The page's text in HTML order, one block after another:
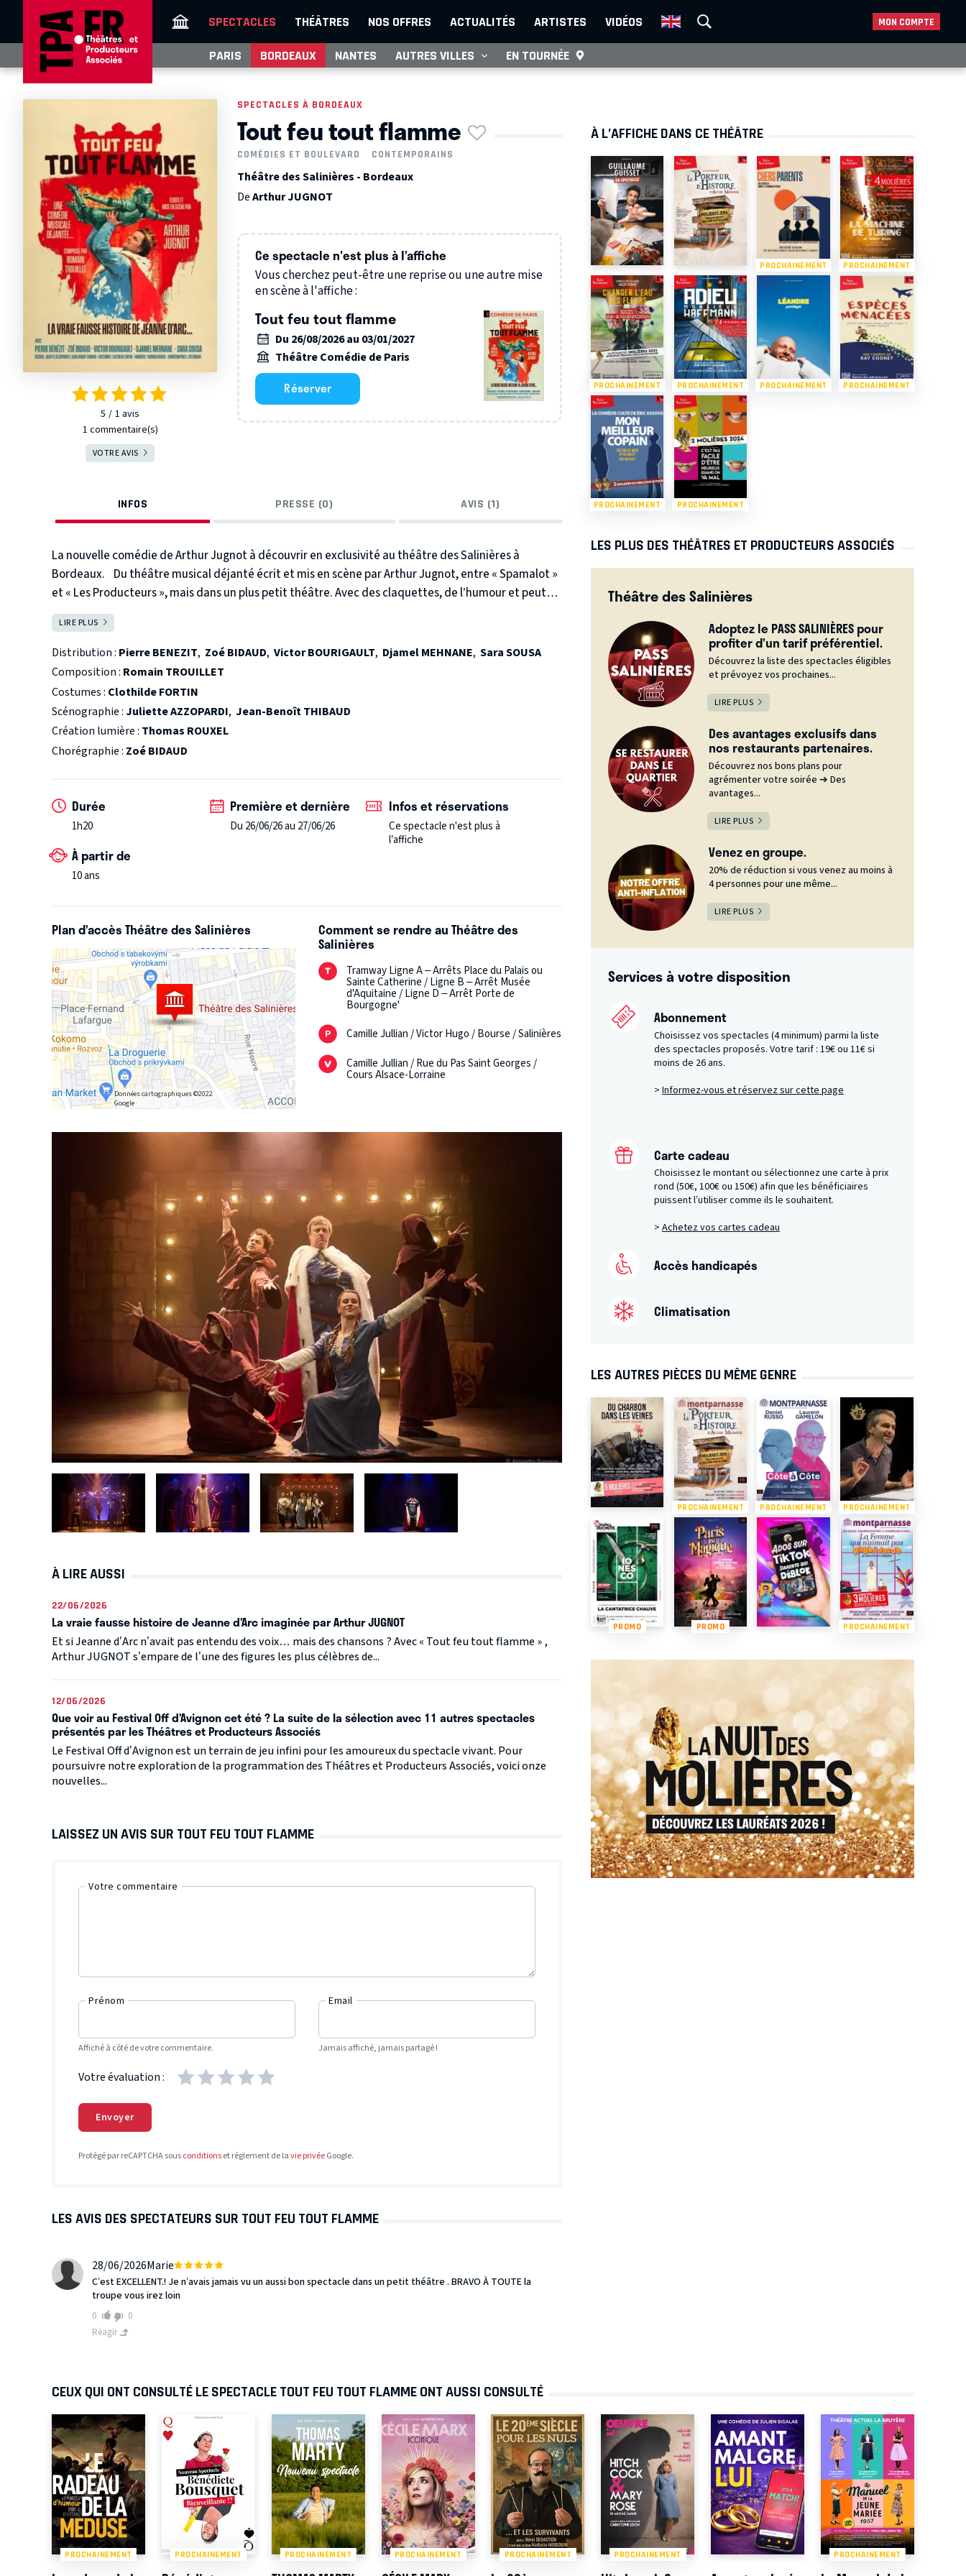
SPECTACLES THÉÂTRES NOS OFFRES ACTUALITÉS ARTISTES VIDÉOS MON COMPTE
PARIS BORDEAUX NANTES AUTRES VILLES EN TOURNÉE
5 1 avis
1 commentaire(s)
VOTRE AVIS
SPECTACLES À BORDEAUX
Tout feu tout flamme
COMÉDIES ET BOULEVARD CONTEMPORAINS
Théâtre des Salinières - Bordeaux
DeArthur JUGNOT
Ce spectacle n'est plus à l’affiche
Vous cherchez peut-être une reprise ou une autre mise
en scène à l'affiche :
Tout feu tout flamme
Du 26/08/2026 au 03/01/2027
Théâtre Comédie de Paris
Réserver
INFOS PRESSE (0) AVIS (1)
La nouvelle comédie de Arthur Jugnot à découvrir en exclusivité au théâtre des Salinières à
Bordeaux. Du théâtre musical déjanté écrit et mis en scène par Arthur Jugnot, entre « Spamalot »
et « Les Producteurs », mais dans un plus petit théâtre. Avec des claquettes, de l’humour et peut-
être des saltos.
qui délivra la France des Anglais et fit couronner le roi Charles 7.
Pour l’ensemble de son œuvre, elle fut conviée à un immense feu de joie.Mais…connaissez vous la
presque histoire vraie de Jeanne d’arc ?
des chansons…
LIRE PLUS
Distribution : Pierre BENEZIT, Zoé BIDAUD, Victor BOURIGAULT, Djamel MEHNANE, Sara SOUSA
Composition : Romain TROUILLET
Costumes : Clothilde FORTIN
Scénographie :Juliette AZZOPARDI, Jean-Benoît THIBAUD
Création lumière : Thomas ROUXEL
Chorégraphie : Zoé BIDAUD
Durée
1h20
Première et dernière
Du 26/06/26 au 27/06/26
Infos et réservations
Ce spectacle n'est plus à
l’affiche
À partir de
10 ans
Plan d’accès Théâtre des Salinières
Données cartographiques ©2022
Google
Comment se rendre au Théâtre des
Salinières
Tramway Ligne A – Arrêts Place du Palais ou
Sainte Catherine / Ligne B – Arrêt Musée
d'Aquitaine / Ligne D – Arrêt Porte de
Bourgogne'
Camille Jullian / Victor Hugo / Bourse / Salinières
Camille Jullian / Rue du Pas Saint Georges /
Cours Alsace-Lorraine
À LIRE AUSSI
22/06/2026
La vraie fausse histoire de Jeanne d’Arc imaginée par Arthur JUGNOT
Et si Jeanne d’Arc n’avait pas entendu des voix… mais des chansons ? Avec « Tout feu tout flamme » ,
Arthur JUGNOT s’empare de l’une des figures les plus célèbres de...
12/06/2026
Que voir au Festival Off d’Avignon cet été ? La suite de la sélection avec 11 autres spectacles
présentés par les Théâtres et Producteurs Associés
Le Festival Off d’Avignon est un terrain de jeu infini pour les amoureux du spectacle vivant. Pour
poursuivre notre exploration de la programmation des Théâtres et Producteurs Associés, voici onze
nouvelles...
LAISSEZ UN AVIS SUR TOUT FEU TOUT FLAMME
Votre commentaire
Prénom
Affiché à côté de votre commentaire.
Email
Jamais affiché, jamais partagé !
Votre évaluation :
Envoyer
Protégé par reCAPTCHA sousconditionset règlement de lavie privéeGoogle.
LES AVIS DES SPECTATEURS SUR TOUT FEU TOUT FLAMME
28/06/2026Marie
C’est EXCELLENT.! Je n’avais jamais vu un aussi bon spectacle dans un petit théâtre . BRAVO À TOUTE la
troupe vous irez loin
0
0
Réagir
À L’AFFICHE DANS CE THÉÂTRE
PROCHAINEMENT PROCHAINEMENT
PROCHAINEMENT PROCHAINEMENT PROCHAINEMENT PROCHAINEMENT
PROCHAINEMENT PROCHAINEMENT
LES PLUS DES THÉÂTRES ET PRODUCTEURS ASSOCIÉS
Théâtre des Salinières
Adoptez le PASS SALINIÈRES pour
profiter d’un tarif préférentiel.
Découvrez la liste des spectacles éligibles
et prévoyez vos prochaines...
LIRE PLUS
Des avantages exclusifs dans
nos restaurants partenaires.
Découvrez nos bons plans pour
agrémenter votre soirée ➔ Des
avantages...
LIRE PLUS
Venez en groupe.
20% de réduction si vous venez au moins à
4 personnes pour une même...
LIRE PLUS
Services à votre disposition
Abonnement
Choisissez vos spectacles (4 minimum) parmi la liste
des spectacles proposés. Votre tarif : 19€ ou 11€ si
moins de 26 ans.
> Informez-vous et réservez sur cette page
Carte cadeau
Choisissez le montant ou sélectionnez une carte à prix
rond (50€, 100€ ou 150€) afin que les bénéficiaires
puissent l’utiliser comme ils le souhaitent.
> Achetez vos cartes cadeau
Accès handicapés
Climatisation
LES AUTRES PIÈCES DU MÊME GENRE
PROCHAINEMENT PROCHAINEMENT PROCHAINEMENT
PROMO PROMO PROCHAINEMENT
CEUX QUI ONT CONSULTÉ LE SPECTACLE TOUT FEU TOUT FLAMME ONT AUSSI CONSULTÉ
PROCHAINEMENT PROCHAINEMENT PROCHAINEMENT PROCHAINEMENT PROCHAINEMENT PROCHAINEMENT PROCHAINEMENT